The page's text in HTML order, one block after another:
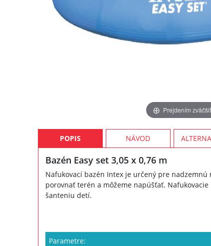
Prejdením zväčšiť
POPIS NÁVOD
Bazén Easy set 3,05 x 0,76 m
Nafukovací bazén Intex je určený pre
porovnať terén a môžeme napúšťať.
šanteniu detí.
Parametre: